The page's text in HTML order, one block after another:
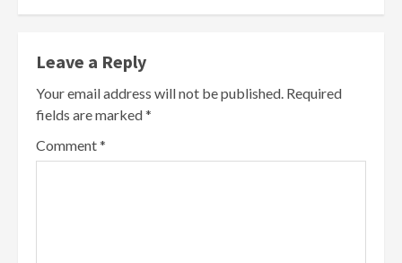
Leave a Reply
Your email address will not be published. Required
fields are marked*
Comment*